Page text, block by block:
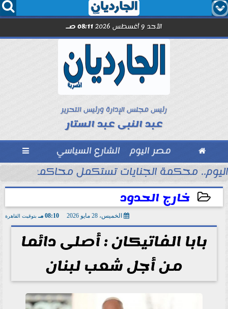
  
الأحد 9 أغسطس 2026 08:11 صـ
رئيس مجلس الإدارة ورئيس التحرير
عبد النبى عبد الستار
 مصر اليوم الشارع السياسي 
اليوم.. محكمة الجنايات تستكمل محاكمة
خارج الحدود
الخميس، 28 مايو 2026 08:10 مـ بتوقيت القاهرة
بابا الفاتيكان : أصلى دائما
من أجل شعب لبنان